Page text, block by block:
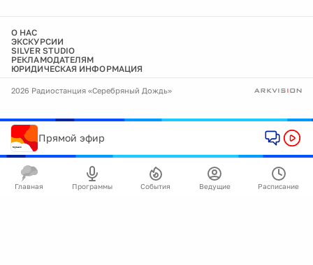
О НАС
ЭКСКУРСИИ
SILVER STUDIO
РЕКЛАМОДАТЕЛЯМ
ЮРИДИЧЕСКАЯ ИНФОРМАЦИЯ
2026 Радиостанция «Серебряный Дождь»
Прямой эфир
Главная Программы События Ведущие Расписание